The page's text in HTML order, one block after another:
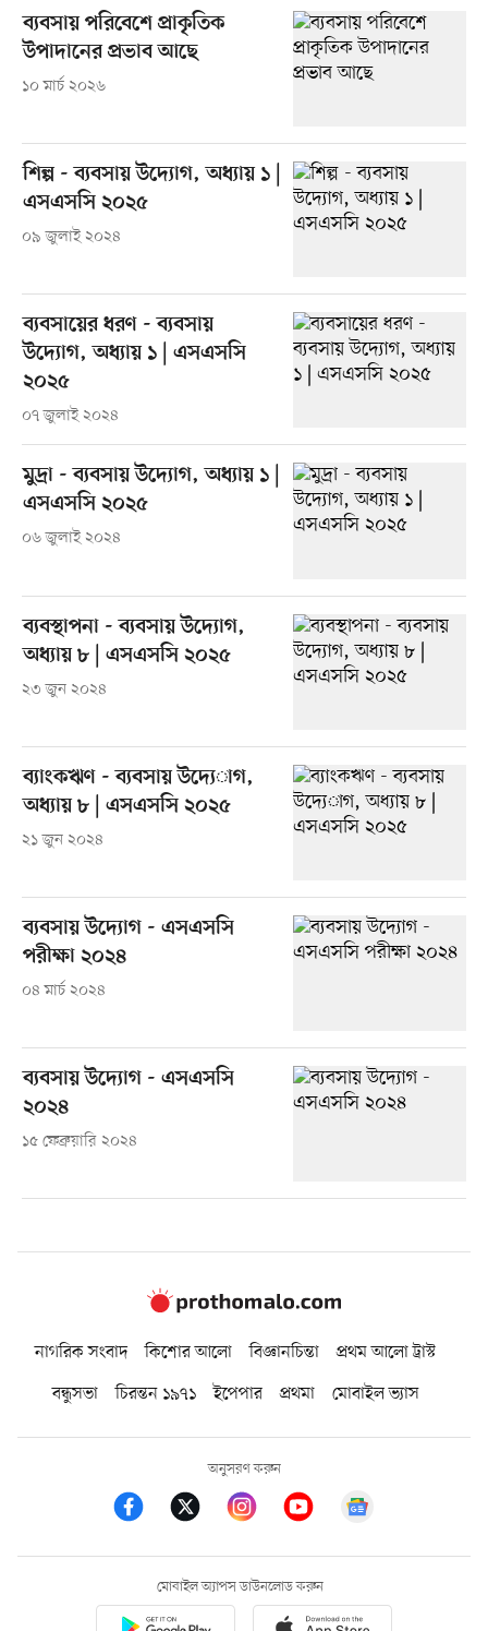
ব্যবসায় পরিবেশে প্রাকৃতিক
উপাদানের প্রভাব আছে
১০ মার্চ ২০২৬
শিল্প - ব্যবসায় উদ্যোগ, অধ্যায় ১ |
এসএসসি ২০২৫
০৯ জুলাই ২০২৪
ব্যবসায়ের ধরণ - ব্যবসায়
উদ্যোগ, অধ্যায় ১ | এসএসসি
২০২৫
০৭ জুলাই ২০২৪
মুদ্রা - ব্যবসায় উদ্যোগ, অধ্যায় ১ |
এসএসসি ২০২৫
০৬ জুলাই ২০২৪
ব্যবস্থাপনা - ব্যবসায় উদ্যোগ,
অধ্যায় ৮ | এসএসসি ২০২৫
২৩ জুন ২০২৪
ব্যাংকঋণ - ব্যবসায় উদে৵াগ,
অধ্যায় ৮ | এসএসসি ২০২৫
২১ জুন ২০২৪
ব্যবসায় উদ্যোগ - এসএসসি
পরীক্ষা ২০২৪
০৪ মার্চ ২০২৪
ব্যবসায় উদ্যোগ - এসএসসি
২০২৪
১৫ ফেব্রুয়ারি ২০২৪
নাগরিক সংবাদ কিশোর আলো বিজ্ঞানচিন্তা
প্রথম আলো ট্রাস্ট
বন্ধুসভা
চিরন্তন ১৯৭১ ইপেপার প্রথমা মোবাইল ভ্যাস
অনুসরণ করুন
মোবাইল অ্যাপস ডাউনলোড করুন